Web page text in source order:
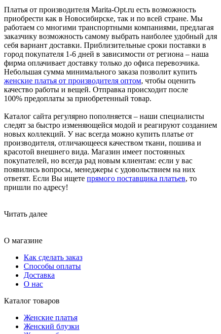
Платья от производителя Marita-Opt.ru есть возможность
приобрести как в Новосибирске, так и по всей стране. Мы
работаем со многими транспортными компаниями, предлагая
заказчику возможность самому выбрать наиболее удобный для
себя вариант доставки. Приблизительные сроки поставки в
город покупателя 1-6 дней в зависимости от региона – наша
фирма оплачивает доставку только до офиса перевозчика.
Небольшая сумма минимального заказа позволит купить
женские платья от производителя оптом, чтобы оценить
качество работы и вещей. Отправка происходит после
100% предоплаты за приобретенный товар.
Каталог сайта регулярно пополняется – наши специалисты
следят за быстро изменяющейся модой и реагируют созданием
новых коллекций. У нас всегда можно купить платье от
производителя, отличающееся качеством ткани, пошива и
красотой внешнего вида. Магазин имеет постоянных
покупателей, но всегда рад новым клиентам: если у вас
появились вопросы, менеджеры с удовольствием на них
ответят. Если Вы ищете прямого поставщика платьев, то
пришли по адресу!
Читать далее
О магазине
Как сделать заказ
Способы оплаты
Доставка
О нас
Каталог товаров
Женские платья
Женский блузки